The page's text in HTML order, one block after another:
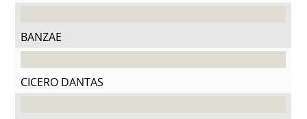
BANZAE
CICERO DANTAS